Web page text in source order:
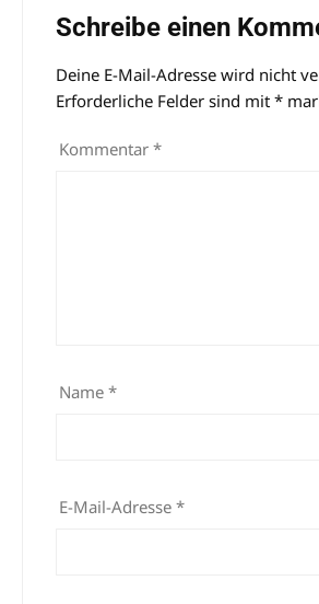
Schreibe einen
Deine E-Mail-Adresse wird nicht
Erforderliche Felder sind mit *
Kommentar *
Name *
E-Mail-Adresse *
Alternative: